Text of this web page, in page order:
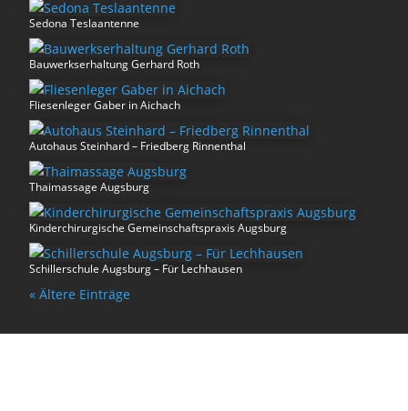
Sedona Teslaantenne
Bauwerkserhaltung Gerhard Roth
Fliesenleger Gaber in Aichach
Autohaus Steinhard – Friedberg Rinnenthal
Thaimassage Augsburg
Kinderchirurgische Gemeinschaftspraxis Augsburg
Schillerschule Augsburg – Für Lechhausen
« Ältere Einträge